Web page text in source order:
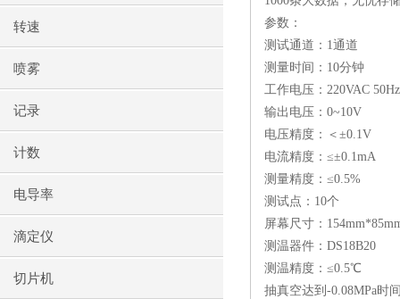
转速
喷雾
记录
计数
电导率
滴定仪
切片机
参数：
测试通道： 1通道
测量时间： 10分钟
工作电压： 220VAC 50Hz
输出电压： 0~10V
电压精度：＜±0.1V
电流精度：≤±0.1mA
测量精度：≤0.5%
测试点： 10个
屏幕尺寸：
测温器件： DS18B20
测温精度：≤0.5℃
抽真空达到 -0.08MPa时